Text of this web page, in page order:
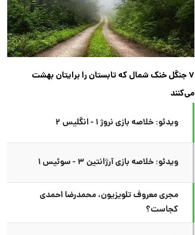
۷ جنگل خنک شمال که تابستان را برایتان بهشت
می‌کنند
ویدئو: خلاصه بازی نروژ ۱ - انگلیس ۲
ویدئو: خلاصه بازی آرژانتین ۳ - سوئیس ۱
مجری معروف تلویزیون، محمدرضا احمدی
کجاست؟